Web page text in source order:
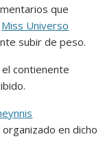
que
Miss Universo
subir de peso.
contienente
en dicho